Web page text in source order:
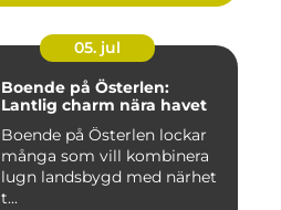
05. jul
Boende på Österlen:
Lantlig charm nära havet
Boende på Österlen lockar
många som vill kombinera
lugn landsbygd med närhet
t...